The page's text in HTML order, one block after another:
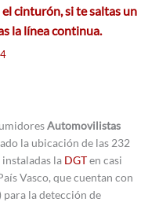
cinturón, si te saltas un
la línea continua.
Automovilistas
la ubicación de las 232
la DGTen casi
Vasco, que cuentan con
para la detección de